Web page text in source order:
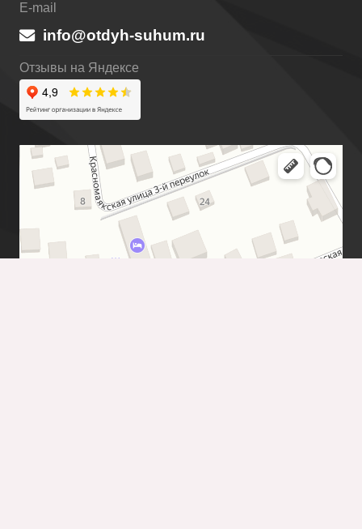
E-mail
info@otdyh-suhum.ru
Отзывы на Яндексе